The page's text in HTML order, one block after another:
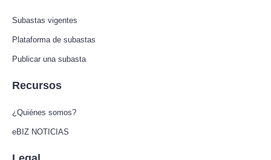
Subastas vigentes
Plataforma de subastas
Publicar una subasta
Recursos
¿Quiénes somos?
eBIZ NOTICIAS